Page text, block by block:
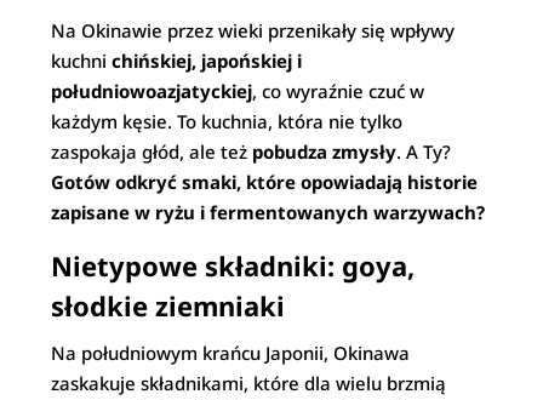
Na Okinawie przez wieki przenikały się wpływy
kuchnichińskiej, japońskiej i
południowoazjatyckiej, co wyraźnie czuć w
każdym kęsie. To kuchnia, która nie tylko
zaspokaja głód, ale też pobudza zmysły. A Ty?
Gotów odkryć smaki, które opowiadają historie
zapisane w ryżu i fermentowanych warzywach?
Nietypowe składniki: goya,
słodkie ziemniaki
Na południowym krańcu Japonii, Okinawa
zaskakuje składnikami, które dla wielu brzmią